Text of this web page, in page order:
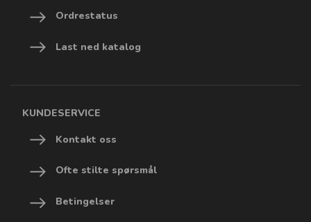
Ordrestatus
Last ned katalog
KUNDESERVICE
Kontakt oss
Ofte stilte spørsmål
Betingelser